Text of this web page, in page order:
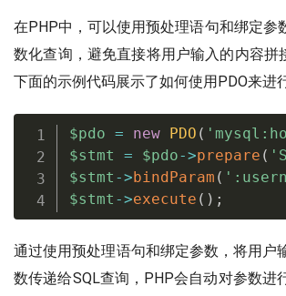
在PHP中，可以使用预处理语句和绑定参
数化查询，避免直接将用户输入的内容拼
下面的示例代码展示了如何使用PDO来进
$pdo = new PDO (
$stmt
= $pdo->prepare (
$stmt ->bindParam (
$stmt ->execute ( ) ;
通过使用预处理语句和绑定参数，将用户
数传递给SQL查询，PHP会自动对参数进